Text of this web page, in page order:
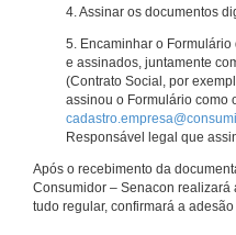
4. Assinar os documentos
5. Encaminhar o
e assinados, juntamente
(Contrato Social, por
assinou o Formulário como
Responsável legal que
Após o recebimento da
Consumidor – Senacon
tudo regular, confirmará a